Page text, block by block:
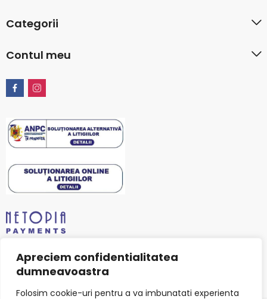
Apreciem confidentialitatea
dumneavoastra
Folosim cookie-uri pentru a va imbunatati experienta
Categorii
Contul meu